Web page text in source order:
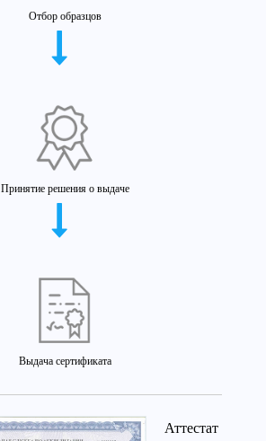
Отбор образцов
Принятие решения о выдаче
Выдача сертификата
Аттестат